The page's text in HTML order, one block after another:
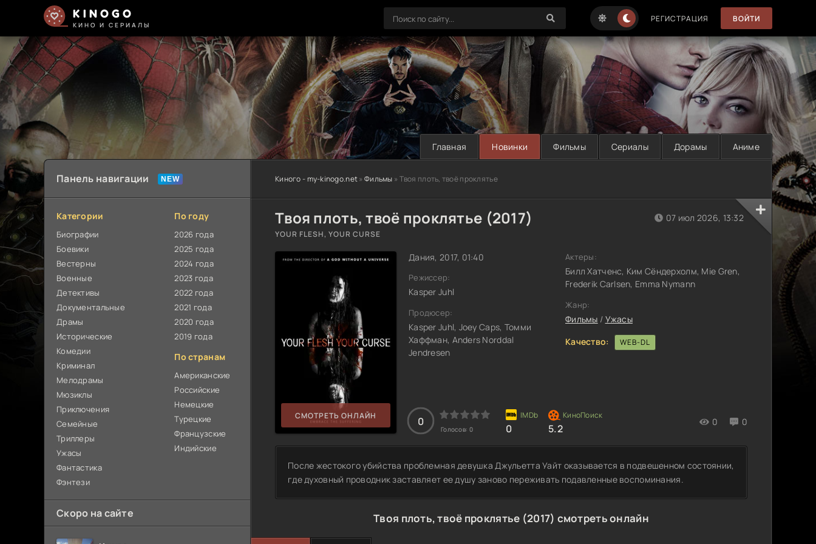
KINOGO
КИНО И СЕРИАЛЫ
РЕГИСТРАЦИЯ ВОЙТИ
Главная Новинки Фильмы Сериалы Дорамы Аниме
Киного - my-kinogo.net»Фильмы » Твоя плоть, твоё проклятье
Твоя плоть, твоё проклятье (2017)
YOUR FLESH, YOUR CURSE
СМОТРЕТЬ ОНЛАЙН
Дания, 2017, 01:40
Режиссер:
Kasper Juhl
Продюсер:
Kasper Juhl, Joey Caps, Томми
Хаффман, Anders Norddal
Jendresen
0
Голосов: 0 0 5.2
0 0
07 июл 2026, 13:32
Актеры:
Билл Хатченс, Ким Сёндерхолм, Mie Gren,
Frederik Carlsen, Emma Nymann
Жанр:
Фильмы / Ужасы
Качество:
WEB-DL
После жестокого убийства проблемная девушка Джульетта Уайт оказывается в подвешенном состоянии,
где духовный проводник заставляет ее душу заново переживать подавленные воспоминания.
Твоя плоть, твоё проклятье (2017) смотреть онлайн
Панель навигации
Категории
Биографии
Боевики
Вестерны
Военные
Детективы
Документальные
Драмы
Исторические
Комедии
Криминал
Мелодрамы
Мюзиклы
Приключения
Семейные
Триллеры
Ужасы
Фантастика
Фэнтези
По году
2026 года
2025 года
2024 года
2023 года
2022 года
2021 года
2020 года
2019 года
По странам
Американские
Российские
Немецкие
Турецкие
Французские
Индийские
Скоро на сайте